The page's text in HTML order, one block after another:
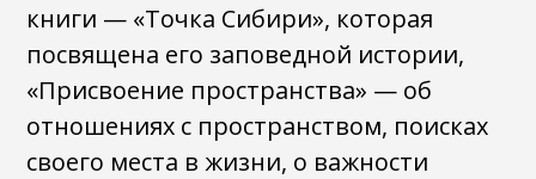
книги — «Точка Сибири», которая
посвящена его заповедной истории,
«Присвоение пространства» — об
отношениях с пространством, поисках
своего места в жизни, о важности